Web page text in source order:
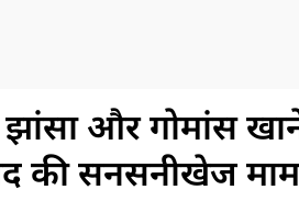
झांसा और गोमांस
की सनसनीखेज